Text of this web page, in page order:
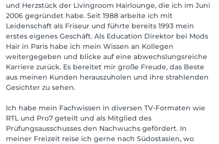
und Herzstück der Livingroom Hairlounge, die ich im Juni
2006 gegründet habe. Seit 1988 arbeite ich mit
Leidenschaft als Friseur und führte bereits 1993 mein
erstes eigenes Geschäft. Als Education Direktor bei Mods
Hair in Paris habe ich mein Wissen an Kollegen
weitergegeben und blicke auf eine abwechslungsreiche
Karriere zurück. Es bereitet mir große Freude, das Beste
aus meinen Kunden herauszuholen und ihre strahlenden
Gesichter zu sehen.
Ich habe mein Fachwissen in diversen TV-Formaten wie
RTL und Pro7 geteilt und als Mitglied des
Prüfungsausschusses den Nachwuchs gefördert. In
meiner Freizeit reise ich gerne nach Südostasien, wo